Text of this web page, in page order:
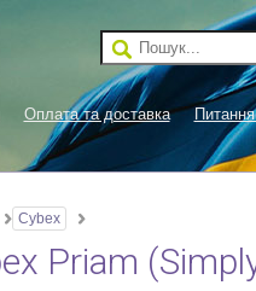
Оплата та доставка Питання
Cybex
Priam